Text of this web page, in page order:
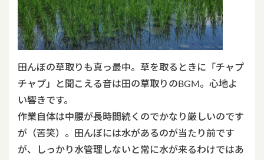
田んぼの草取りも真っ最中。草を取るときに「チャプ
チャプ」と聞こえる音は田の草取りのBGM。心地よ
い響きです。
作業自体は中腰が長時間続くのでかなり厳しいのです
が（苦笑）。田んぼには水があるのが当たり前です
が、しっかり水管理しないと常に水が来るわけではあ